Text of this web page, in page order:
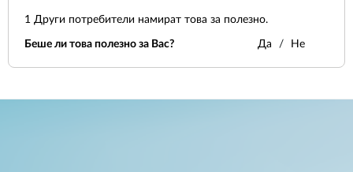
1 Други потребители намират това за полезно.
Беше ли това полезно за Вас? Да Не